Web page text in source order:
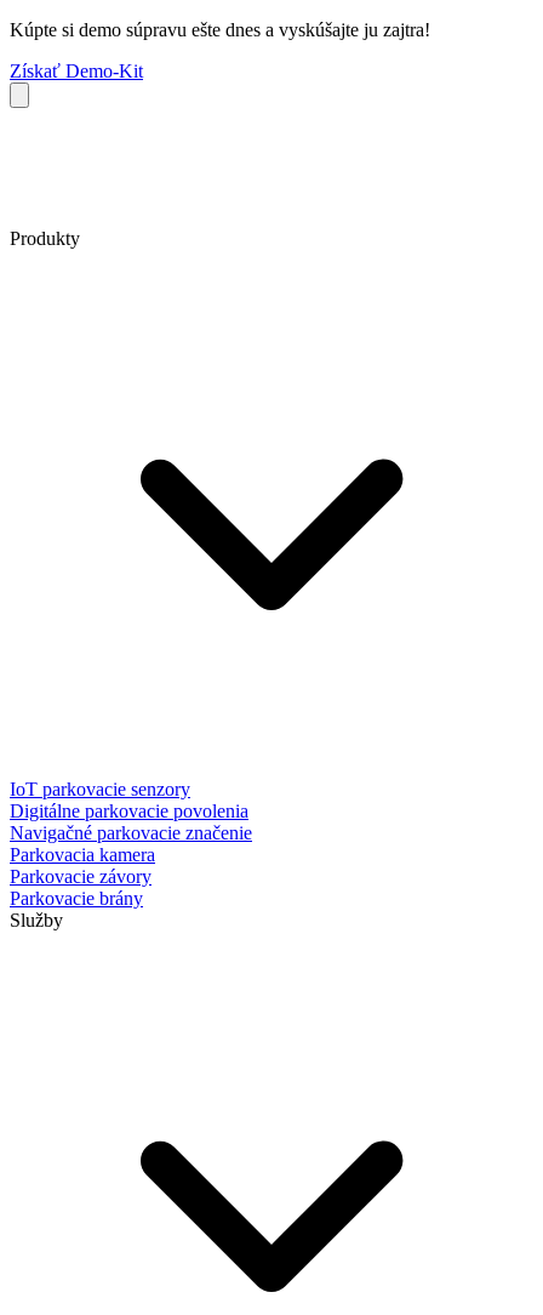
Kúpte si demo súpravu ešte dnes a vyskúšajte ju zajtra!
Získať Demo-Kit
Produkty
IoT parkovacie senzory
Digitálne parkovacie povolenia
Navigačné parkovacie značenie
Parkovacia kamera
Parkovacie závory
Parkovacie brány
Služby